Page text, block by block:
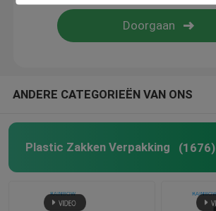
Krimp Kokeretiketten
De Zakken van de greepverbinding
Voedsel voor huisdierenzak
ANDERE CATEGORIEËN VAN ONS
Plastic Zakken Verpakking (1676)